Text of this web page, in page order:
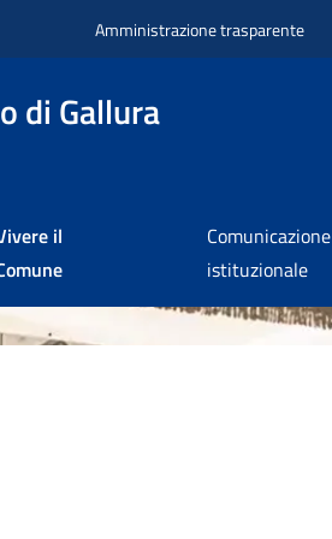
Amministrazione trasparente
di Gallura
il
Comunicazione
istituzionale